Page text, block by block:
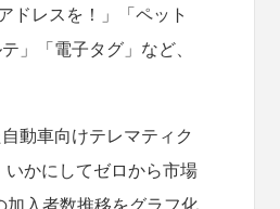
ドレスを！」「ペット
」「電子タグ」など、
動車向けテレマティク
かにしてゼロから市場